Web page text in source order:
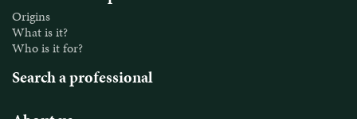
Origins
What is it?
Who is it for?
Search a professional